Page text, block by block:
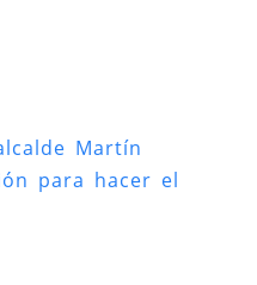
Martín
para hacer el